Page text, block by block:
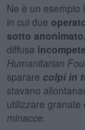
Ne è un esempio
in cui due
sotto anonimato,
diffusa
Humanitarian
sparare colpi in
stavano
utilizzare granate
minacce